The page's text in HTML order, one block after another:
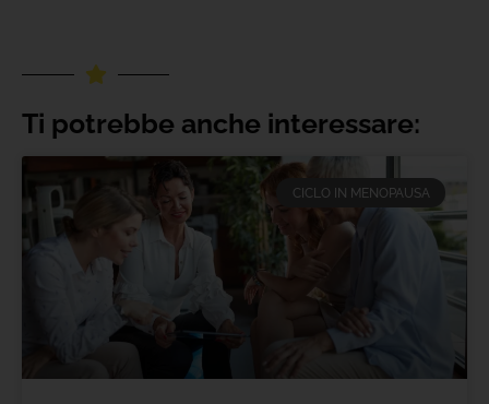
Ti potrebbe anche interessare:
CICLO IN MENOPAUSA